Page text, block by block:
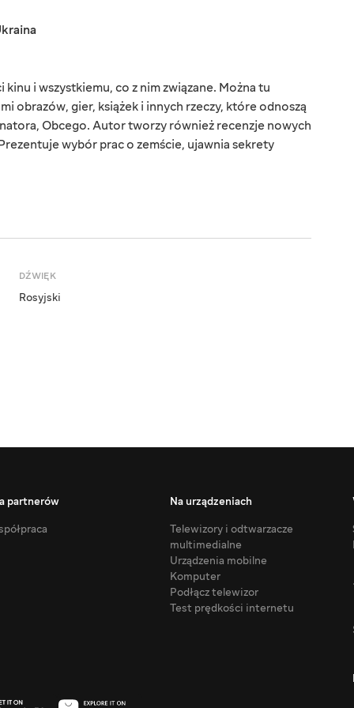
i wszystkiemu, co z nim związane. Można tu
obrazów, gier, książek i innych rzeczy, które odnoszą
Obcego. Autor tworzy również recenzje nowych
wybór prac o zemście, ujawnia sekrety
DŹWIĘK
Rosyjski
partnerów
Na urządzeniach
Telewizory i odtwarzacze
multimedialne
Urządzenia mobilne
Komputer
Podłącz telewizor
Test prędkości internetu